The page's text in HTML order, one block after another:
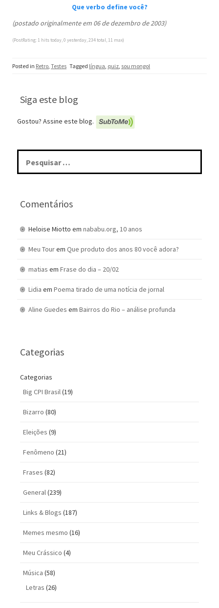
Que verbo define você?
(postado originalmente em 06 de dezembro de 2003)
(PostRating: 1 hits today, 0 yesterday, 234 total, 11 max)
Posted in Retro, Testes Tagged língua, quiz, sou mongol
Siga este blog
Gostou? Assine este blog.
Pesquisar
por:
Comentários
Heloise Miotto em nababu.org, 10 anos
Meu Tourem Que produto dos anos 80 você adora?
matias em Frase do dia – 20/02
Lidia em Poema tirado de uma notícia de jornal
Aline Guedes em Bairros do Rio – análise profunda
Categorias
Categorias
Big CPI Brasil(19)
Bizarro (80)
Eleições (9)
Fenômeno (21)
Frases (82)
General(239)
Links & Blogs (187)
Memes mesmo (16)
Meu Crássico (4)
Música (58)
Letras (26)